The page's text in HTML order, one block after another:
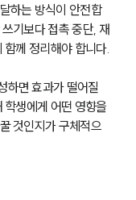
하는 방식이 안전합
기보다 접촉 중단, 재
께 정리해야 합니다.
하면 효과가 떨어질
학생에게 어떤 영향을
것인지가 구체적으